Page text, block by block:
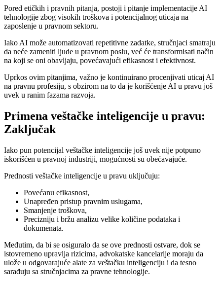
Pored etičkih i pravnih pitanja, postoji i pitanje implementacije AI
tehnologije zbog visokih troškova i potencijalnog uticaja na
zaposlenje u pravnom sektoru.
Iako AI može automatizovati repetitivne zadatke, stručnjaci smatraju
da neće zameniti ljude u pravnom poslu, već će transformisati način
na koji se oni obavljaju, povećavajući efikasnost i efektivnost.
Uprkos ovim pitanjima, važno je kontinuirano procenjivati uticaj AI
na pravnu profesiju, s obzirom na to da je korišćenje AI u pravu još
uvek u ranim fazama razvoja.
Primena veštačke inteligencije u pravu:
Zaključak
Iako pun potencijal veštačke inteligencije još uvek nije potpuno
iskorišćen u pravnoj industriji, mogućnosti su obećavajuće.
Prednosti veštačke inteligencije u pravu uključuju:
Povećanu efikasnost,
Unapređen pristup pravnim uslugama,
Smanjenje troškova,
Precizniju i bržu analizu velike količine podataka i
dokumenata.
Međutim, da bi se osiguralo da se ove prednosti ostvare, dok se
istovremeno upravlja rizicima, advokatske kancelarije moraju da
ulože u odgovarajuće alate za veštačku inteligenciju i da tesno
sarađuju sa stručnjacima za pravne tehnologije.